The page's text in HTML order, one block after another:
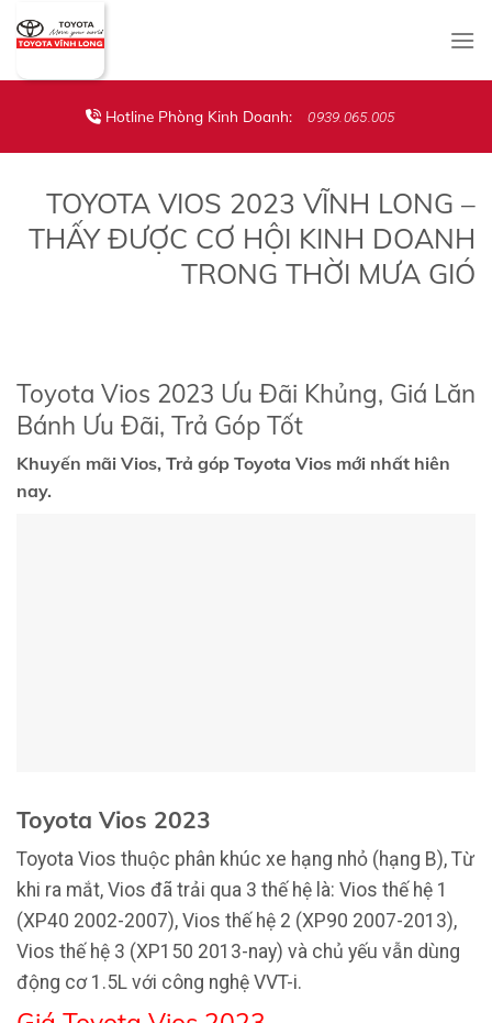
Hotline Phòng Kinh Doanh: 0939.065.005
TOYOTA VIOS 2023 VĨNH LONG –
THẤY ĐƯỢC CƠ HỘI KINH DOANH
TRONG THỜI MƯA GIÓ
Toyota Vios 2023 Ưu Đãi Khủng, Giá Lăn
Bánh Ưu Đãi, Trả Góp Tốt
Khuyến mãi Vios, Trả góp Toyota Vios mới nhất hiên
nay.
Toyota Vios 2023
Toyota Vios thuộc phân khúc xe hạng nhỏ (hạng B), Từ
khi ra mắt, Vios đã trải qua 3 thế hệ là: Vios thế hệ 1
(XP40 2002-2007), Vios thế hệ 2 (XP90 2007-2013),
Vios thế hệ 3 (XP150 2013-nay) và chủ yếu vẫn dùng
động cơ 1.5L với công nghệ VVT-i.